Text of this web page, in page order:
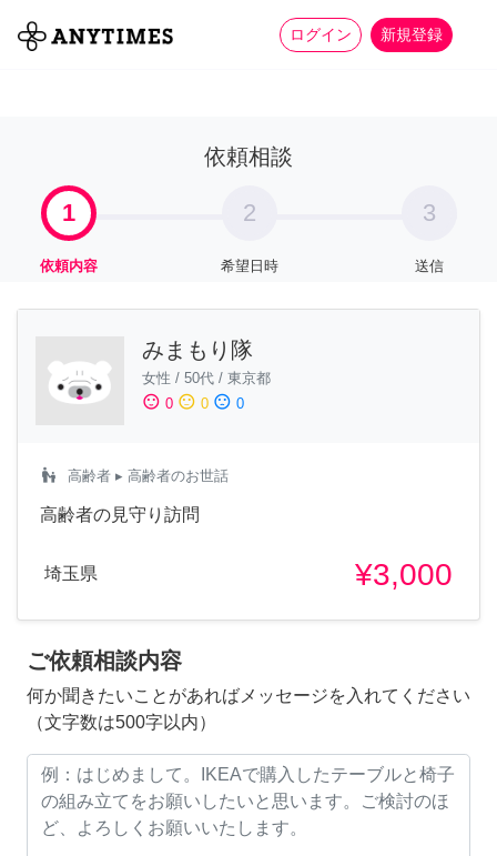
ログイン 新規登録
全て 家事 more_horiz
依頼相談
1
依頼内容
2
希望日時
3
送信
みまもり隊
女性 / 50代 / 東京都
sentiment_satisfied 0 sentiment_neutral 0 sentiment_dissatisfied 0
escalator_warning 高齢者 ▸ 高齢者のお世話
高齢者の見守り訪問
埼玉県 ¥3,000
ご依頼相談内容
何か聞きたいことがあればメッセージを入れてください
（文字数は500字以内）